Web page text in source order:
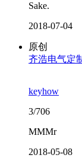
Sake.
2018-07-04
原创
齐浩电气定
keyhow
3/706
MMMr
2018-05-08